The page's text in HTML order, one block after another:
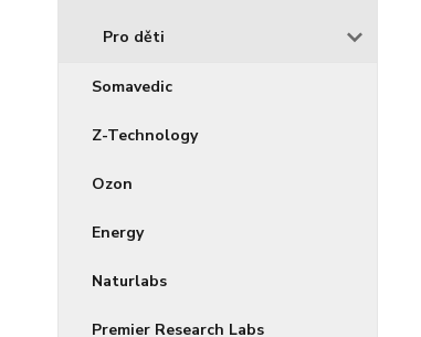
Pro děti
Somavedic
Z-Technology
Ozon
Energy
Naturlabs
Premier Research Labs